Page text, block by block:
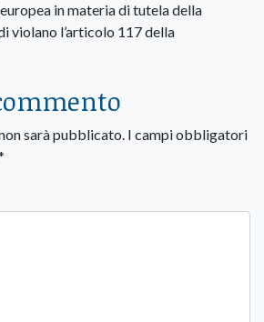
in materia di tutela della
violano l’articolo 117 della
sarà pubblicato. I campi obbligatori